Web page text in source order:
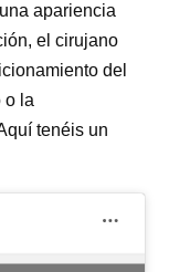
apariencia
el cirujano
del
o la
tenéis un